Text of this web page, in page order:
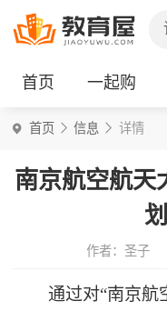
首页 一起购
首页 信息 详情
南京航空航天
作者：圣子
通过对“南京航